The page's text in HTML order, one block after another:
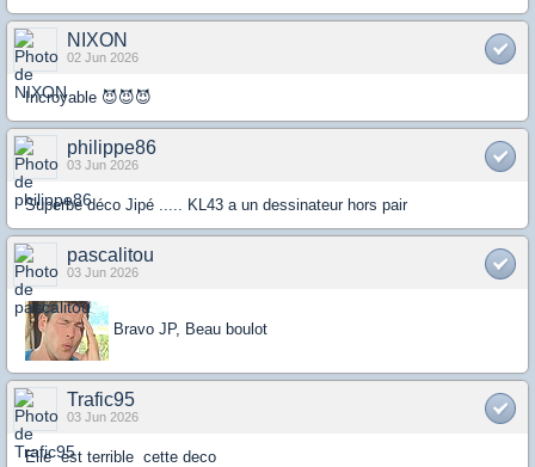
NIXON
02 Jun 2026
Incroyable 😈😈😈
philippe86
03 Jun 2026
Superbe déco Jipé ..... KL43 a un dessinateur hors pair
pascalitou
03 Jun 2026
Bravo JP, Beau boulot
Trafic95
03 Jun 2026
Elle est terrible cette deco